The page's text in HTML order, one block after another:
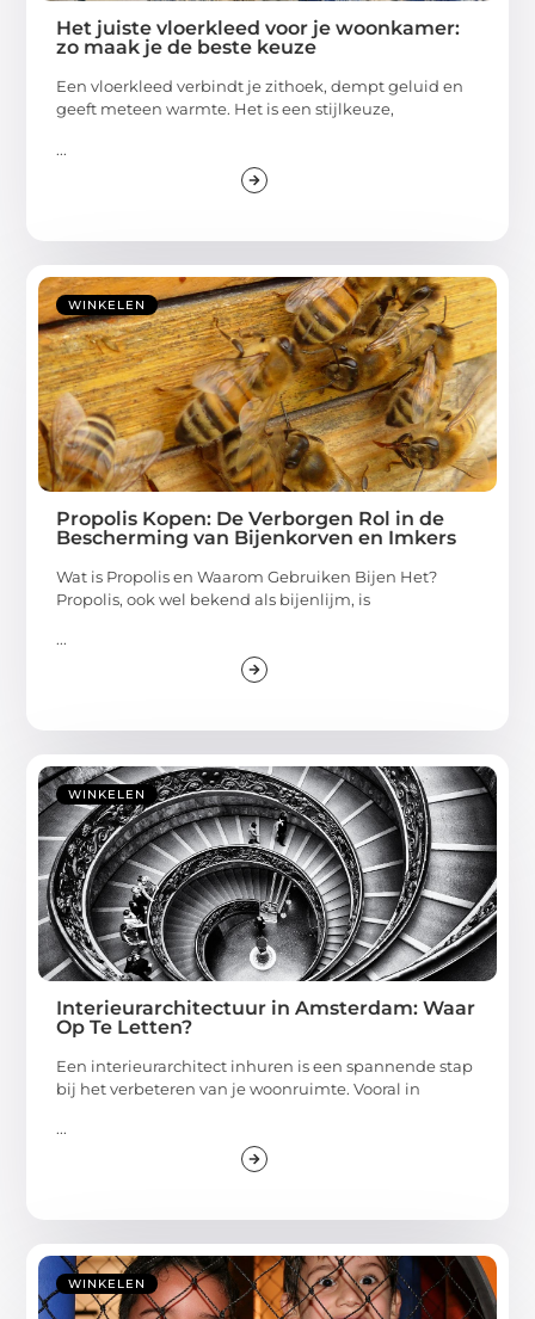
Het juiste vloerkleed voor je woonkamer:
zo maak je de beste keuze
Een vloerkleed verbindt je zithoek, dempt geluid en
geeft meteen warmte. Het is een stijlkeuze,
...
WINKELEN
Propolis Kopen: De Verborgen Rol in de
Bescherming van Bijenkorven en Imkers
Wat is Propolis en Waarom Gebruiken Bijen Het?
Propolis, ook wel bekend als bijenlijm, is
...
WINKELEN
Interieurarchitectuur in Amsterdam: Waar
Op Te Letten?
Een interieurarchitect inhuren is een spannende stap
bij het verbeteren van je woonruimte. Vooral in
...
WINKELEN